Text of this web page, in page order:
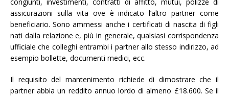
assicurazioni sulla vita ove è indicato l’altro partner come
beneficiario. Sono ammessi anche i certificati di nascita di figli
nati dalla relazione e, più in generale, qualsiasi corrispondenza
ufficiale che colleghi entrambi i partner allo stesso indirizzo, ad
esempio bollette, documenti medici, ecc.
Il requisito del mantenimento richiede di dimostrare che il
partner abbia un reddito annuo lordo di almeno £18.600. Se il